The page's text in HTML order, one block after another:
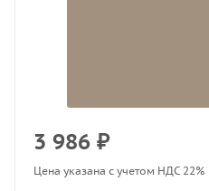
3 986 ₽
Цена указана с учетом НДС 22%